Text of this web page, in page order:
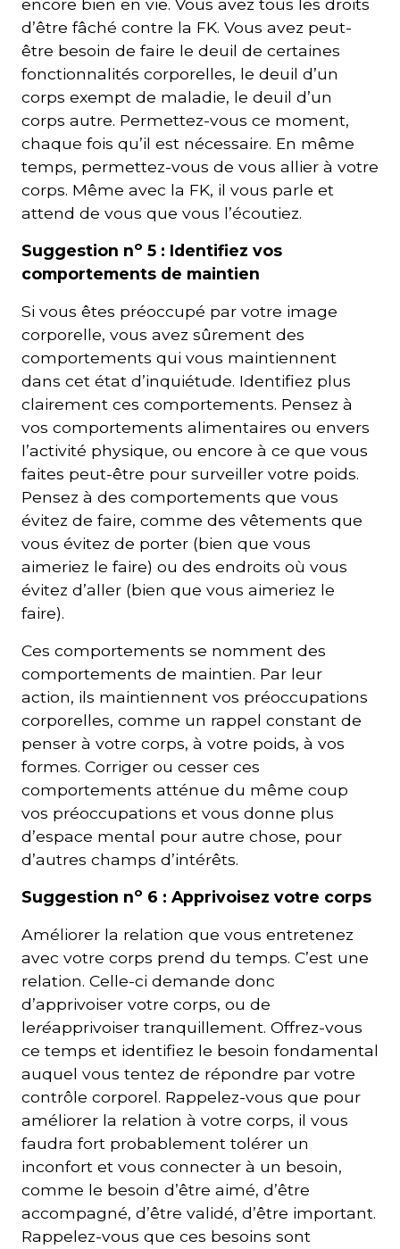
encore bien en vie. Vous avez tous les droits
d’être fâché contre la FK. Vous avez peut-
être besoin de faire le deuil de certaines
fonctionnalités corporelles, le deuil d’un
corps exempt de maladie, le deuil d’un
corps autre. Permettez-vous ce moment,
chaque fois qu’il est nécessaire. En même
temps, permettez-vous de vous allier à votre
corps. Même avec la FK, il vous parle et
attend de vous que vous l’écoutiez.
Suggestion no 5 : Identifiez vos
comportements de maintien
Si vous êtes préoccupé par votre image
corporelle, vous avez sûrement des
comportements qui vous maintiennent
dans cet état d’inquiétude. Identifiez plus
clairement ces comportements. Pensez à
vos comportements alimentaires ou envers
l’activité physique, ou encore à ce que vous
faites peut-être pour surveiller votre poids.
Pensez à des comportements que vous
évitez de faire, comme des vêtements que
vous évitez de porter (bien que vous
aimeriez le faire) ou des endroits où vous
évitez d’aller (bien que vous aimeriez le
faire).
Ces comportements se nomment des
comportements de maintien. Par leur
action, ils maintiennent vos préoccupations
corporelles, comme un rappel constant de
penser à votre corps, à votre poids, à vos
formes. Corriger ou cesser ces
comportements atténue du même coup
vos préoccupations et vous donne plus
d’espace mental pour autre chose, pour
d’autres champs d’intérêts.
Suggestion no 6 : Apprivoisez votre corps
Améliorer la relation que vous entretenez
avec votre corps prend du temps. C’est une
relation. Celle-ci demande donc
d’apprivoiser votre corps, ou de
leréapprivoiser tranquillement. Offrez-vous
ce temps et identifiez le besoin fondamental
auquel vous tentez de répondre par votre
contrôle corporel. Rappelez-vous que pour
améliorer la relation à votre corps, il vous
faudra fort probablement tolérer un
inconfort et vous connecter à un besoin,
comme le besoin d’être aimé, d’être
accompagné, d’être validé, d’être important.
Rappelez-vous que ces besoins sont